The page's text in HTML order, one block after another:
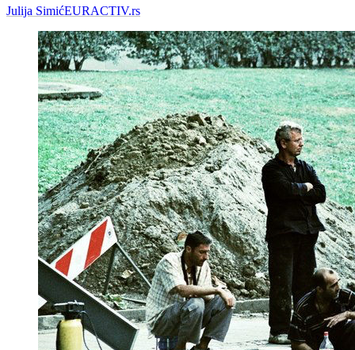
Julija SimićEURACTIV.rs